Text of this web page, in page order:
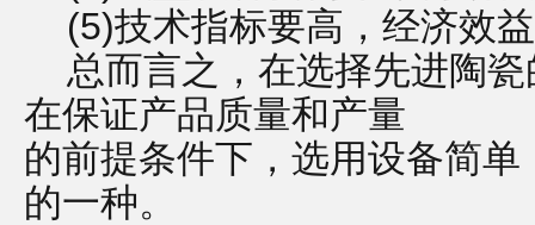
(5)技术指标要高，经济效
总而言之，在选择先进陶瓷
在保证产品质量和产量
的前提条件下，选用设备简
的一种。